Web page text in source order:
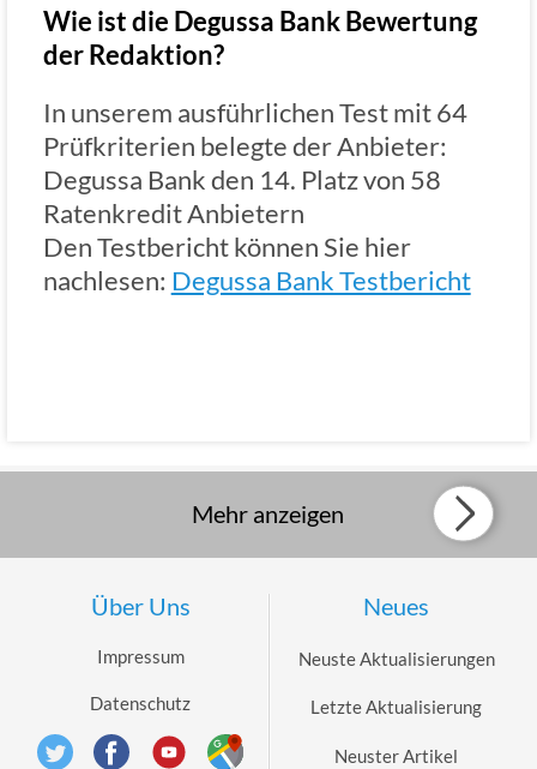
Wie ist die Degussa Bank Bewertung
der Redaktion?
In unserem ausführlichen Test mit 64
Prüfkriterien belegte der Anbieter:
Degussa Bank den 14. Platz von 58
Ratenkredit Anbietern
Den Testbericht können Sie hier
nachlesen: Degussa Bank Testbericht
Mehr anzeigen
Über Uns
Impressum
Datenschutz
Neues
Neuste Aktualisierungen
Letzte Aktualisierung
Neuster Artikel